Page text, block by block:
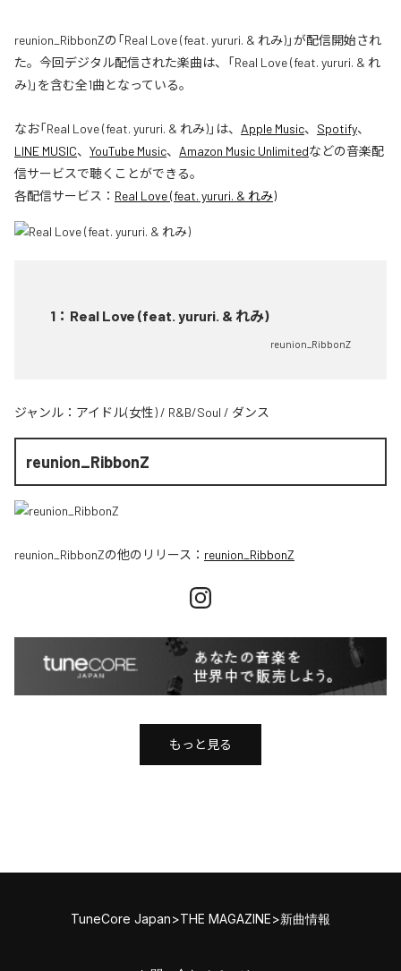
reunion_RibbonZの「Real Love (feat. yururi. & れみ)」が配信開始され
た。今回デジタル配信された楽曲は、「Real Love (feat. yururi. & れ
み)」を含む全1曲となっている。
なお「Real Love (feat. yururi. & れみ)」は、 Apple Music、 Spotify、
LINE MUSIC、 YouTube Music、 Amazon Music Unlimitedなどの音楽配
信サービスで聴くことができる。
各配信サービス： Real Love (feat. yururi. & れみ)
1 ： Real Love (feat. yururi. & れみ)
reunion_RibbonZ
ジャンル： アイドル(女性) / R&B/Soul / ダンス
reunion_RibbonZ
reunion_RibbonZの他のリリース： reunion_RibbonZ
もっと見る
TuneCore Japan>THE MAGAZINE>新曲情報